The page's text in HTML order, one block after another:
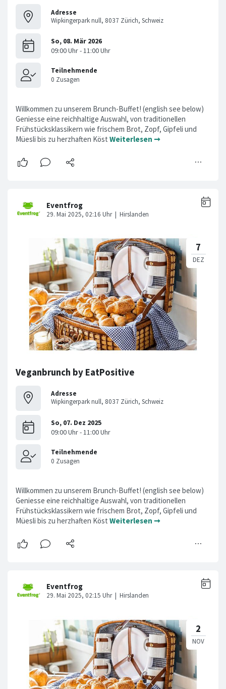
Adresse
Wipkingerpark null, 8037 Zürich, Schweiz
Willkommen zu unserem Brunch-Buffet! (english see below)
Geniesse eine reichhaltige Auswahl, von traditionellen
Frühstücksklassikern wie frischem Brot, Zopf, Gipfeli und
Müesli bis zu herzhaften Köst Weiterlesen ➞
Veganbrunch by EatPositive
Adresse
Wipkingerpark null, 8037 Zürich, Schweiz
Willkommen zu unserem Brunch-Buffet! (english see below)
Geniesse eine reichhaltige Auswahl, von traditionellen
Frühstücksklassikern wie frischem Brot, Zopf, Gipfeli und
Müesli bis zu herzhaften Köst Weiterlesen ➞